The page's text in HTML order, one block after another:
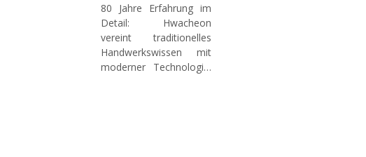
80 Jahre Erfahrung im
Detail: Hwacheon
vereint traditionelles
Handwerkswissen mit
moderner Technologie.